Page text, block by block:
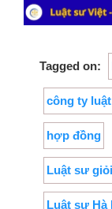
Tagged on:
công ty luật
hợp đồng
Luật sư giỏi
Luật sư Hà